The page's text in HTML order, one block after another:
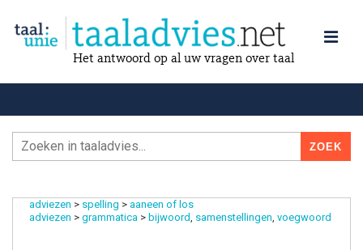
Het antwoord op al uw vragen over taal
adviezen > spelling > aaneen of los
adviezen > grammatica > bijwoord samenstellingen voegwoord